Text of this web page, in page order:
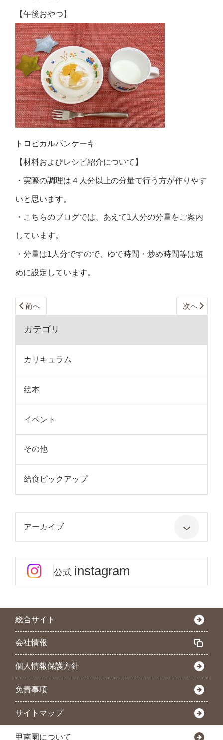
【午後おやつ】
トロピカルパンケーキ
【材料およびレシピ紹介について】
・実際の調理は４人分以上の分量で行う方が作りやす
いと思います。
・こちらのブログでは、あえて1人分の分量をご案内
しています。
・分量は1人分ですので、ゆで時間・炒め時間等は短
めに設定しています。
前へ 次へ
カテゴリ
カリキュラム
絵本
イベント
その他
給食ピックアップ
アーカイブ
公式 instagram
総合サイト
会社情報
個人情報保護方針
免責事項
サイトマップ
甲南園について